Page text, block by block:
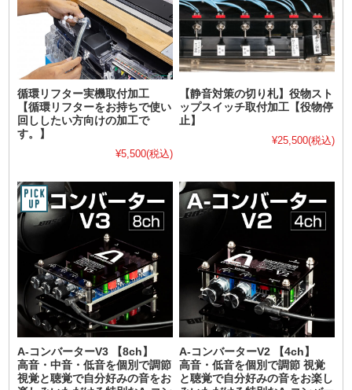
循環リフター実機取付加工
【循環リフターをお持ちで使い
回ししたい方向けの加工で
す。】
¥5,500(税込)
【静音対策の切り札】役物スト
ップスイッチ取付加工【役物停
止】
¥25,500(税込)
A-コンバーターV3 【8ch】
高音・中音・低音を個別で調節
視覚と聴覚で自分好みの音をお
A-コンバーターV2 【4ch】
高音・低音を個別で調節 視覚
と聴覚で自分好みの音をお楽し